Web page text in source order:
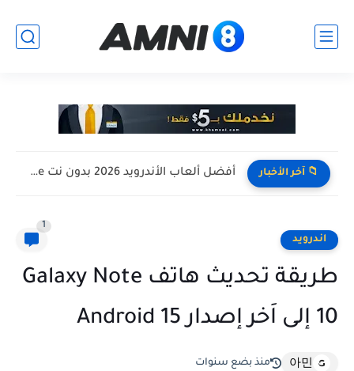
📁 آخر الأخبار افضل تجميعة كمبيوتر للالعاب بأرخص سعر ممكن ! تجميعة Pc...
اندرويد
1
طريقة تحديث هاتف Galaxy Note
10 إلى اَخر إصدار Android 15
아민 منذ بضع سنوات